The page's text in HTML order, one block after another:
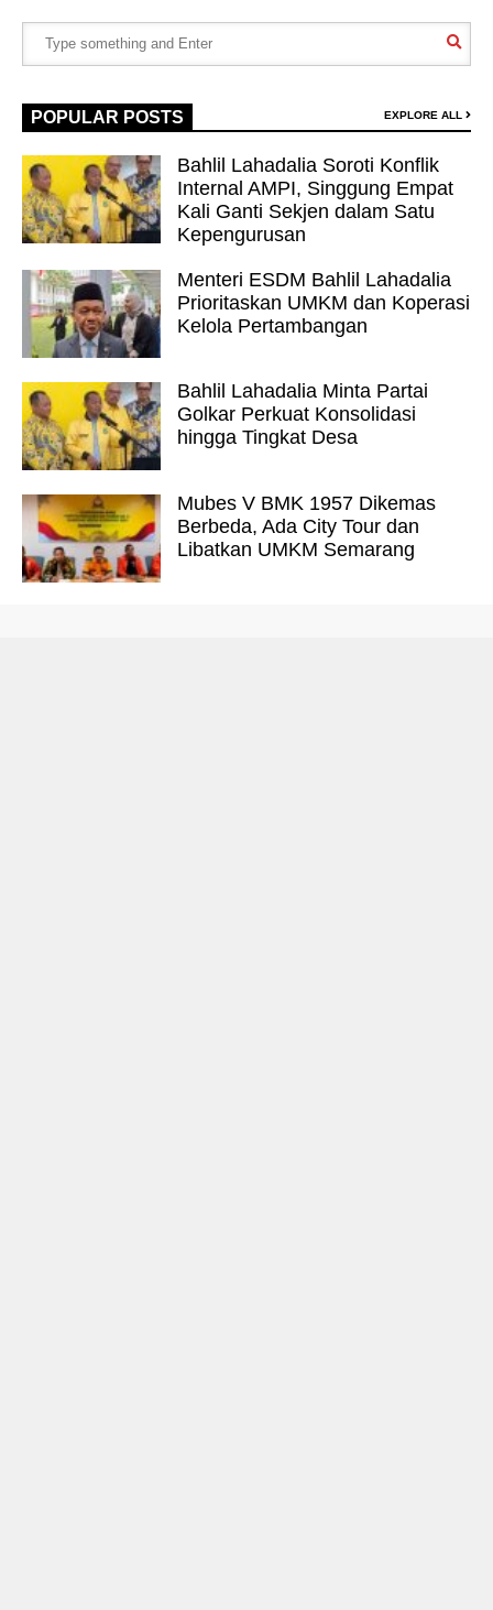
POPULAR POSTS EXPLORE ALL
Bahlil Lahadalia Soroti Konflik
Internal AMPI, Singgung Empat
Kali Ganti Sekjen dalam Satu
Kepengurusan
Menteri ESDM Bahlil Lahadalia
Prioritaskan UMKM dan Koperasi
Kelola Pertambangan
Bahlil Lahadalia Minta Partai
Golkar Perkuat Konsolidasi
hingga Tingkat Desa
Mubes V BMK 1957 Dikemas
Berbeda, Ada City Tour dan
Libatkan UMKM Semarang